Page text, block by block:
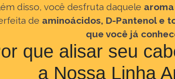
isso está ao seu
Além disso, você desfruta daquele
aminoácidos, D-
que você já
Por que alisar seu